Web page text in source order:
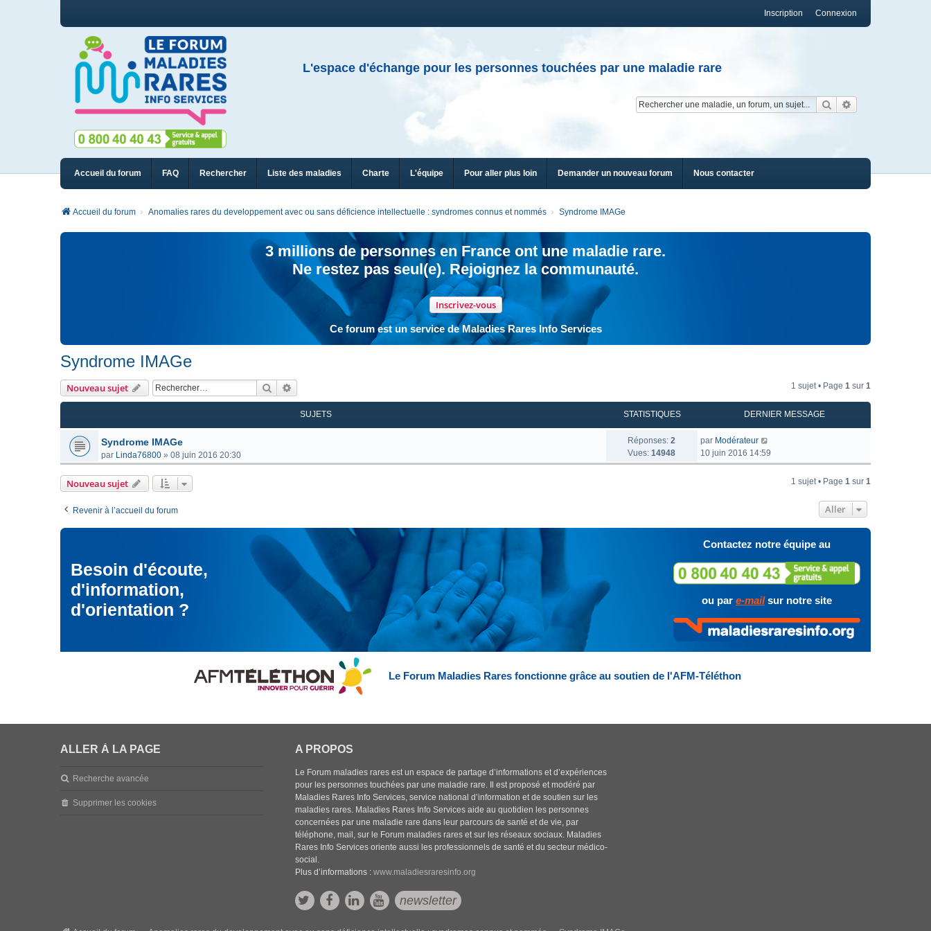
Connexion
Inscription
L'espace d'échange pour les personnes touchées par une maladie rare
Rechercher
Accueil du forum FAQ Rechercher Liste des maladies Charte L'équipe Pour aller plus loin Demander un nouveau forum Nous contacter
Accueil du forum Anomalies rares du developpement avec ou sans déficience intellectuelle : syndromes connus et nommés Syndrome IMAGe
3 millions de personnes en France ont une maladie rare.
Ne restez pas seul(e). Rejoignez la communauté.
Inscrivez-vous
Ce forum est un service de Maladies Rares Info Services
Syndrome IMAGe
Nouveau sujet Rechercher 1 sujet • Page 1 sur 1
SUJETS STATISTIQUES DERNIER MESSAGE
Syndrome IMAGe
par Linda76800 » 08 juin 2016 20:30
Réponses: 2
Vues: 14948
par Modérateur
10 juin 2016 14:59
Nouveau sujet 1 sujet • Page 1 sur 1
Revenir à l’accueil du forum Aller
Besoin d'écoute,
d'information,
d'orientation ?
Contactez notre équipe au
ou par e-mailsur notre site
Le Forum Maladies Rares fonctionne grâce au soutien de l'AFM-Téléthon
ALLER À LA PAGE
Recherche avancée
Supprimer les cookies
A PROPOS
Le Forum maladies rares est un espace de partage d’informations et d’expériences
pour les personnes touchées par une maladie rare. Il est proposé et modéré par
Maladies Rares Info Services, service national d’information et de soutien sur les
maladies rares. Maladies Rares Info Services aide au quotidien les personnes
concernées par une maladie rare dans leur parcours de santé et de vie, par
téléphone, mail, sur le Forum maladies rares et sur les réseaux sociaux. Maladies
Rares Info Services oriente aussi les professionnels de santé et du secteur médico-
social.
Plus d’informations :www.maladiesraresinfo.org
newsletter